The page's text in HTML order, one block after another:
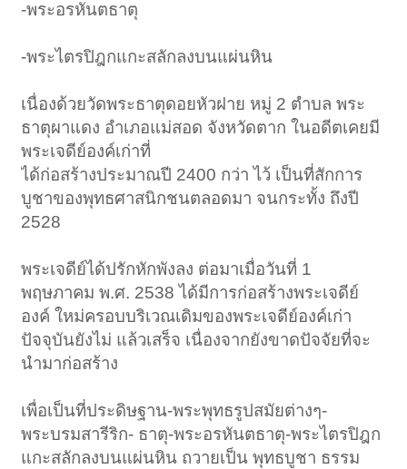
-พระอรหันตธาตุ
-พระไตรปิฎกแกะสลักลงบนแผ่นหิน
เนื่องด้วยวัดพระธาตุดอยหัวฝาย หมู่ 2 ตำบล พระ
ธาตุผาแดง อำเภอแม่สอด จังหวัดตาก ในอดีตเคยมี
พระเจดีย์องค์เก่าที่
ได้ก่อสร้างประมาณปี 2400 กว่า ไว้ เป็นที่สักการ
บูชาของพุทธศาสนิกชนตลอดมา จนกระทั้ง ถึงปี
2528
พระเจดีย์ได้ปรักหักพังลง ต่อมาเมื่อวันที่ 1
พฤษภาคม พ.ศ. 2538 ได้มีการก่อสร้างพระเจดีย์
องค์ ใหม่ครอบบริเวณเดิมของพระเจดีย์องค์เก่า
ปัจจุบันยังไม่ แล้วเสร็จ เนื่องจากยังขาดปัจจัยที่จะ
นำมาก่อสร้าง
เพื่อเป็นที่ประดิษฐาน-พระพุทธรูปสมัยต่างๆ-
พระบรมสารีริก- ธาตุ-พระอรหันตธาตุ-พระไตรปิฎก
แกะสลักลงบนแผ่นหิน ถวายเป็น พุทธบูชา ธรรม